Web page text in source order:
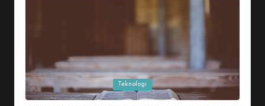
Posted
in
Teknologi